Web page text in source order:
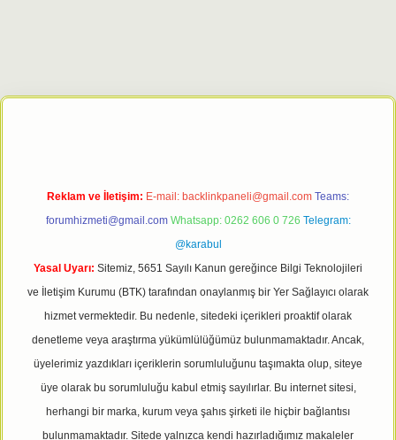
giriş adresitulipbett.net
Reklam ve İletişim: E-mail: backlinkpaneli@gmail.com Teams:
forumhizmeti@gmail.com Whatsapp: 0262 606 0 726 Telegram:
@karabul
Yasal Uyarı: Sitemiz, 5651 Sayılı Kanun gereğince Bilgi Teknolojileri
ve İletişim Kurumu (BTK) tarafından onaylanmış bir Yer Sağlayıcı olarak
hizmet vermektedir. Bu nedenle, sitedeki içerikleri proaktif olarak
denetleme veya araştırma yükümlülüğümüz bulunmamaktadır. Ancak,
üyelerimiz yazdıkları içeriklerin sorumluluğunu taşımakta olup, siteye
üye olarak bu sorumluluğu kabul etmiş sayılırlar. Bu internet sitesi,
herhangi bir marka, kurum veya şahıs şirketi ile hiçbir bağlantısı
bulunmamaktadır. Sitede yalnızca kendi hazırladığımız makaleler